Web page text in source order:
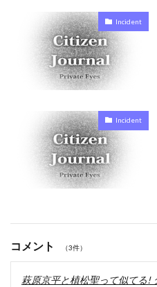
Incident
Incident
コメント （3件）
萩原京平と植松聖って似てる!